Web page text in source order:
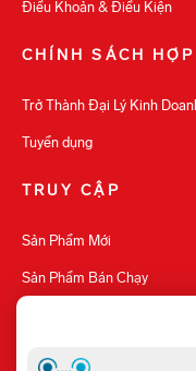
Điều Khoản & Điều Kiện
CHÍNH SÁCH HỢP
Trở Thành Đại Lý Kinh
Tuyển dụng
TRUY CẬP
Sản Phẩm Mới
Sản Phẩm Bán Chạy